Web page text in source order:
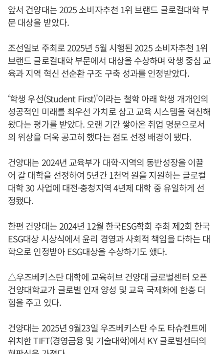
앞서 건양대는 2025 소비자추천 1위 브랜드 글로컬대학 부
문 대상을 받았다.
조선일보 주최로 2025년 5월 시행된 2025 소비자추천 1위
브랜드 글로컬대학 부문에서 대상을 수상하며 학생 중심 교
육과 지역 혁신 선순환 구조 구축 성과를 인정받았다.
‘학생 우선(Student First)'이라는 철학 아래 학생 개개인의
성공적인 미래를 최우선 가치로 삼고 교육 시스템을 혁신해
왔다는 평가를 받았다. 오랜 기간 쌓아온 취업 명문으로서
의 위상을 더욱 공고히 했다는 점도 선정 배경이 됐다.
건양대는 2024년 교육부가 대학-지역의 동반성장을 이끌
어 갈 대학을 선정하여 5년간 1천억 원을 지원하는 글로컬
대학 30 사업에 대전·충청지역 4년제 대학 중 유일하게 선
정됐다.
한편 건양대는 2024년 12월 한국ESG학회 주최 제2회 한국
ESG대상 시상식에서 윤리 경영과 사회적 책임을 다하는 대
학으로 인정받아 ESG대상을 수상하기도 했다.
△우즈베키스탄 대학에 교육허브 건양대 글로벌센터 오픈
​​건양대학교가 글로벌 인재 양성 및 교육 국제화에 한층 더
힘을 주고 있다.
건양대는 2025년 9월23일 우즈베키스탄 수도 타슈켄트에
위치한 TIFT(경영금융 및 기술대학)에서 KY 글로벌센터의